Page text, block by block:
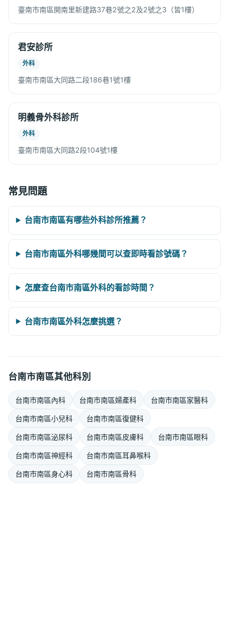
臺南市南區開南里新建路37巷2號之2及2號之3（皆1樓）
君安診所
外科
臺南市南區大同路二段186巷1號1樓
明義骨外科診所
外科
臺南市南區大同路2段104號1樓
常見問題
台南市南區有哪些外科診所推薦？
台南市南區外科哪幾間可以查即時看診號碼？
怎麼查台南市南區外科的看診時間？
台南市南區外科怎麼挑選？
台南市南區其他科別
台南市南區內科 台南市南區婦產科 台南市南區家醫科
台南市南區小兒科 台南市南區復健科
台南市南區泌尿科 台南市南區皮膚科 台南市南區眼科
台南市南區神經科 台南市南區耳鼻喉科
台南市南區身心科 台南市南區骨科